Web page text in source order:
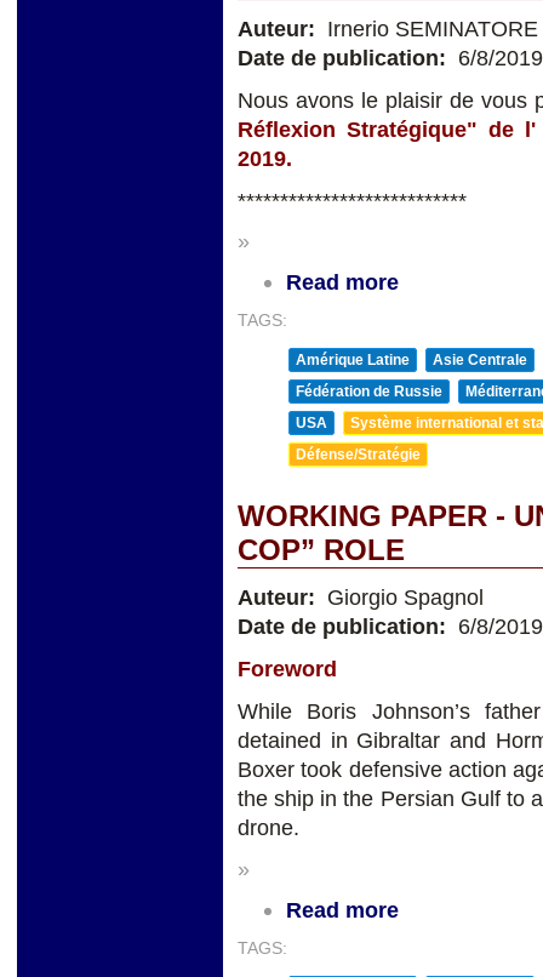
Auteur: Irnerio SEMINATORE
Date de publication: 6/8/2019
Nous avons le plaisir de
Réflexion Stratégique" de
2019.
***************************
»
Read more
TAGS:
Amérique Latine
Asie Centrale
Fédération de Russie
USA
Système international et
Défense/Stratégie
WORKING PAPER -
COP” ROLE
Auteur: Giorgio Spagnol
Date de publication: 6/8/2019
Foreword
While Boris Johnson’s
detained in Gibraltar and
Boxer took defensive action
the ship in the Persian Gulf to
drone.
»
Read more
TAGS: